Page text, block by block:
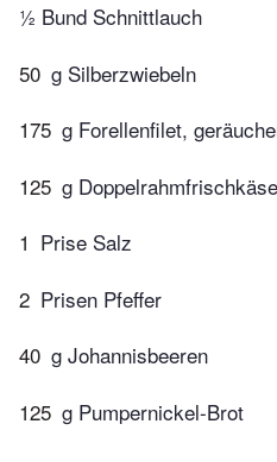
½ Bund Schnittlauch
50 g Silberzwiebeln
175 g Forellenfilet,
125 g Doppelrahmfrischkäse
1 Prise Salz
2 Prisen Pfeffer
40 g Johannisbeeren
125 g Pumpernickel-Brot